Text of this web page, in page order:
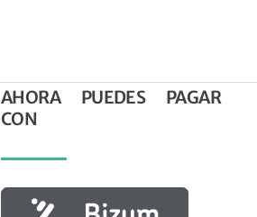
AHORA PUEDES PAGAR
CON